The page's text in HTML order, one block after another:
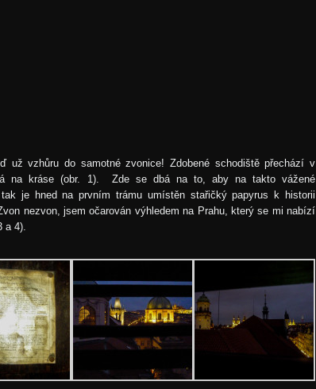
už vzhůru do samotné zvonice! Zdobené schodiště přechází v
na kráse (obr. 1). Zde se dbá na to, aby na takto vážené
je hned na prvním trámu umístěn stařičký papyrus k historii
nezvon, jsem očarován výhledem na Prahu, který se mi nabízí
a 4).